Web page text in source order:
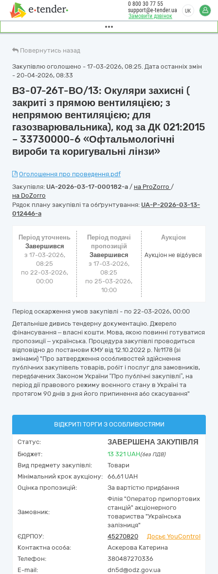
Замовити дзвінок
0 800 30 77 55
support@e-tender.ua
UK
Повернутись назад
Закупівлю оголошено - 17-03-2026, 08:25. Дата останніх змін
- 20-04-2026, 08:33
ВЗ-07-26Т-ВО/13: Окуляри захисні (
закриті з прямою вентиляцією; з
непрямою вентиляцією; для
газозварювальника), код за ДК 021:2015
– 33730000-6 «Офтальмологічні
вироби та коригувальні лінзи»
Оголошення про проведення.pdf
Закупівля: UA-2026-03-17-000182-a / на ProZorro /
на DoZorro
Рядок плану закупівлі та обґрунтування: UA-P-2026-03-13-
012446-a
Період уточнень
Завершився
з 17-03-2026,
08:25
по 22-03-2026,
00:00
Період подачі
пропозицій
Завершився
з 17-03-2026,
08:25
по 25-03-2026,
10:00
Аукціон
Аукціон не відбувся
Період оскарження умов закупівлі - по 22-03-2026, 00:00
Детальніше дивись тендерну документацію. Джерело
фінансування – власні кошти. Мова, якою повинні готуватися
пропозиції – українська. Процедура закупівлі проводиться
відповідно до постанови КМУ від 12.10.2022 р. №1178 (зі
змінами) "Про затвердження особливостей здійснення
публічних закупівель товарів, робіт і послуг для замовників,
передбачених Законом України “Про публічні закупівлі”, на
період дії правового режиму воєнного стану в Україні та
протягом 90 днів з дня його припинення або скасування"
ВІДКРИТІ ТОРГИ З ОСОБЛИВОСТЯМИ
Статус: ЗАВЕРШЕНА ЗАКУПІВЛЯ
Бюджет: 13 321 UAH(без ПДВ)
Вид предмету закупівлі:
Товари
Мінімальний крок аукціону:
66,61 UAH
Оцінка пропозицій:
За вартістю придбання
Замовник:
Філія "Оператор припортових
станцій" акціонерного
товариства "Українська
залізниця"
ЄДРПОУ:
45270820
Досьє YouControl
Контактна особа:
Аскерова Катерина
Телефон:
380487270336
E-mail:
dn5d@odz.gov.ua